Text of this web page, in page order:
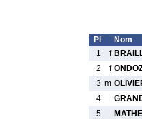
Pl Nom
1
f
2
f
3 m
4
5